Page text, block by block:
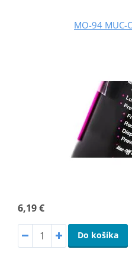
MO-94 MUC-
6,19 €
Do košíka